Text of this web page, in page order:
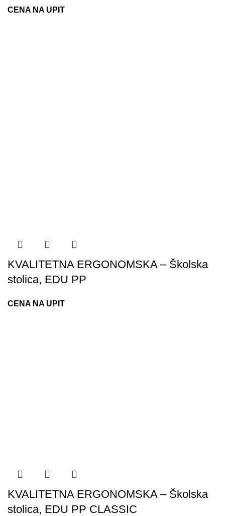
CENA NA UPIT
KVALITETNA ERGONOMSKA – Školska
stolica, EDU PP
CENA NA UPIT
KVALITETNA ERGONOMSKA – Školska
stolica, EDU PP CLASSIC